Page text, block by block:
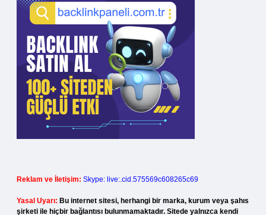
Reklam ve İletişim: Skype: live:.cid.575569c608265c69
Yasal Uyarı: Bu internet sitesi, herhangi bir marka, kurum veya şahıs
şirketi ile hiçbir bağlantısı bulunmamaktadır. Sitede yalnızca kendi